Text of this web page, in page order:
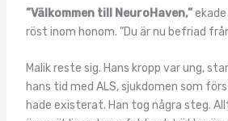
”Välkommen till NeuroHaven,”ekade
röst inom honom. ”Du är nu befriad
Malik reste sig. Hans kropp var ung,
hans tid med ALS, sjukdomen som
hade existerat. Han tog några steg.